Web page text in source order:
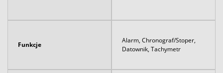
Funkcje
Alarm, Chronograf/Stoper,
Datownik, Tachymetr